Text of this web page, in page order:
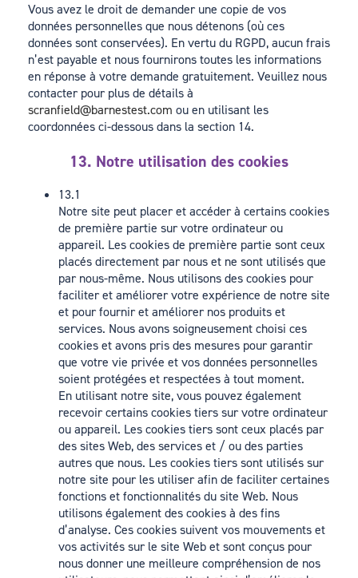
Vous avez le droit de demander une copie de vos
données personnelles que nous détenons (où ces
données sont conservées). En vertu du RGPD, aucun frais
n’est payable et nous fournirons toutes les informations
en réponse à votre demande gratuitement. Veuillez nous
contacter pour plus de détails à
scranfield@barnestest.com ou en utilisant les
coordonnées ci-dessous dans la section 14.
13. Notre utilisation des cookies
13.1
Notre site peut placer et accéder à certains cookies
de première partie sur votre ordinateur ou
appareil. Les cookies de première partie sont ceux
placés directement par nous et ne sont utilisés que
par nous-même. Nous utilisons des cookies pour
faciliter et améliorer votre expérience de notre site
et pour fournir et améliorer nos produits et
services. Nous avons soigneusement choisi ces
cookies et avons pris des mesures pour garantir
que votre vie privée et vos données personnelles
soient protégées et respectées à tout moment.
En utilisant notre site, vous pouvez également
recevoir certains cookies tiers sur votre ordinateur
ou appareil. Les cookies tiers sont ceux placés par
des sites Web, des services et / ou des parties
autres que nous. Les cookies tiers sont utilisés sur
notre site pour les utiliser afin de faciliter certaines
fonctions et fonctionnalités du site Web. Nous
utilisons également des cookies à des fins
d’analyse. Ces cookies suivent vos mouvements et
vos activités sur le site Web et sont conçus pour
nous donner une meilleure compréhension de nos